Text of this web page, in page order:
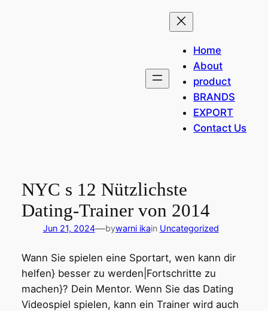
Home
About
product
BRANDS
EXPORT
Contact Us
NYC s 12 Nützlichste
Dating-Trainer von 2014
Jun 21, 2024—bywarni ikain Uncategorized
Wann Sie spielen eine Sportart, wen kann dir
helfen} besser zu werden|Fortschritte zu
machen}? Dein Mentor. Wenn Sie das Dating
Videospiel spielen, kann ein Trainer wird auch